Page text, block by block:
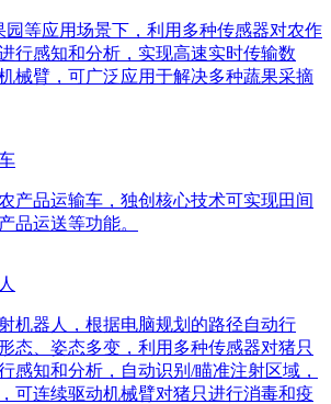
园等应用场景下，利用多种传感器对农作
行感知和分析，实现高速实时传输数
械臂，可广泛应用于解决多种蔬果采摘
产品运输车，独创核心技术可实现田间
品运送等功能。
机器人，根据电脑规划的路径自动行
态、姿态多变，利用多种传感器对猪只
感知和分析，自动识别/瞄准注射区域，
可连续驱动机械臂对猪只进行消毒和疫